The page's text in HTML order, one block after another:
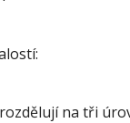
na tři